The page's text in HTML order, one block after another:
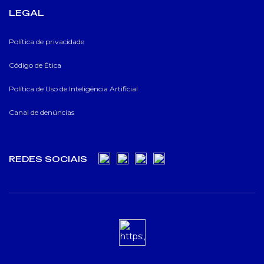
LEGAL
Política de privacidade
Código de Ética
Política de Uso de Inteligência Artificial
Canal de denúncias
REDES SOCIAIS